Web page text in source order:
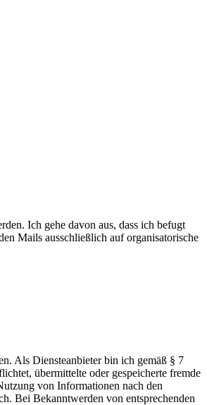
Ich gehe davon aus, dass ich befugt
Mails ausschließlich auf organisatorische
Als Diensteanbieter bin ich gemäß § 7
übermittelte oder gespeicherte fremde
von Informationen nach den
Bei Bekanntwerden von entsprechenden